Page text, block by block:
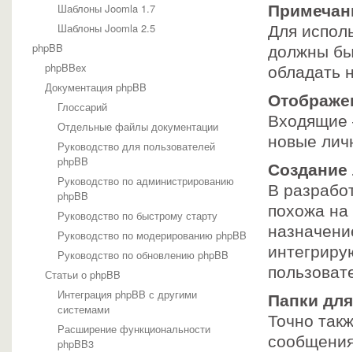
Шаблоны Joomla 1.7
Шаблоны Joomla 2.5
phpBB
phpBBex
Документация phpBB
Глоссарий
Отдельные файлы документации
Руководство для пользователей
phpBB
Руководство по администрированию
phpBB
Руководство по быстрому старту
Руководство по модерированию phpBB
Руководство по обновлению phpBB
Статьи о phpBB
Интеграция phpBB с другими
системами
Расширение функциональности
phpBB3
Для
должны
обладать
Входящие
новые
В
похожа на
Папки
Точно